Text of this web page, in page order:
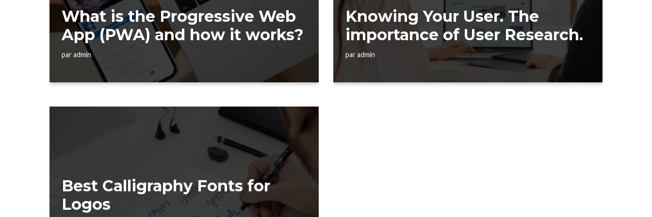
What is the Progressive Web
App (PWA) and how it works?
paradmin
Knowing Your User. The
importance of User Research.
paradmin
Best Calligraphy Fonts for
Logos